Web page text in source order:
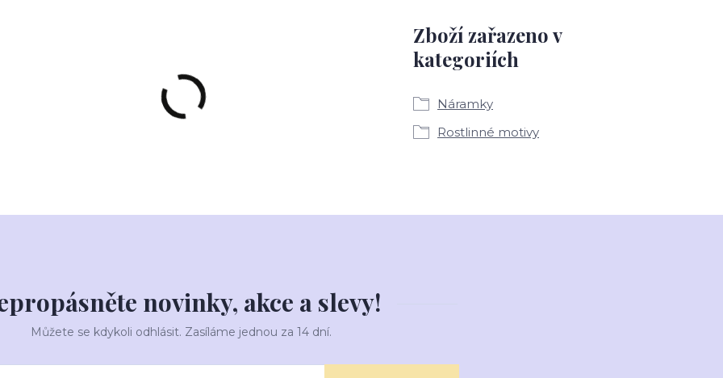
Zboží zařazeno v
kategoriích
Náramky
Rostlinné motivy
novinky, akce a slevy!
Můžete se kdykoli odhlásit. Zasíláme jednou za 14 dní.